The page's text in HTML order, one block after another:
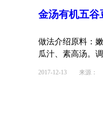
金汤有机五谷
做法介绍原料：
瓜汁、素高汤。
2017-12-13 来源：